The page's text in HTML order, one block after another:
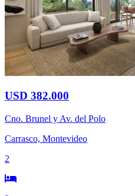
USD 382.000
Cno. Brunel y Av. del Polo
Carrasco, Montevideo
2